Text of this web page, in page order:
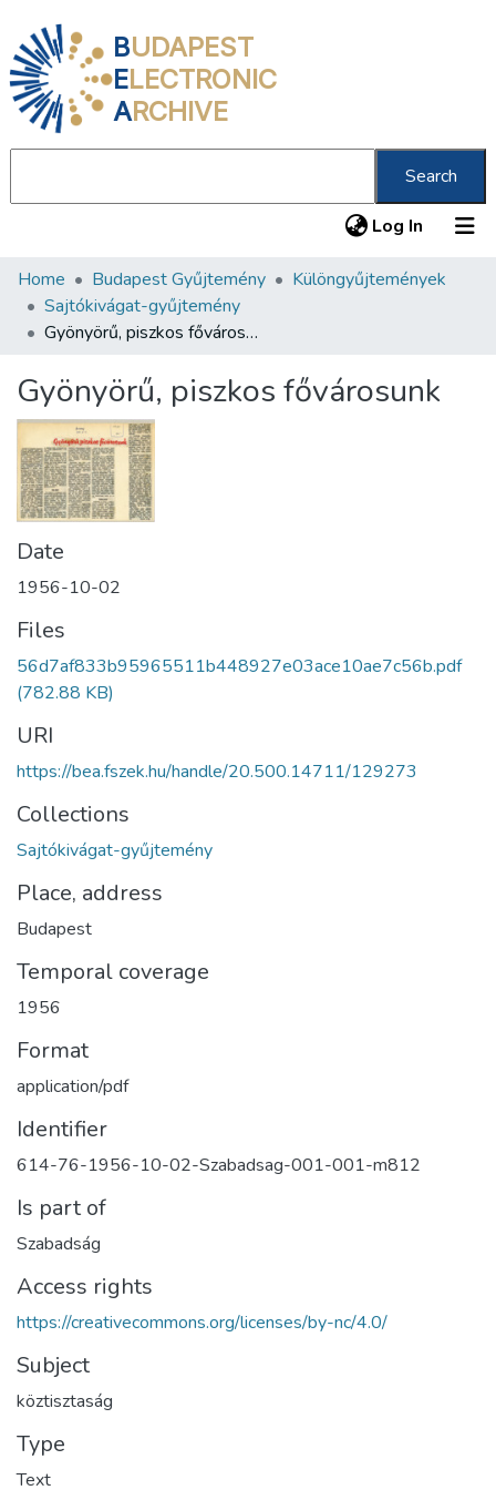
BUDAPEST
ELECTRONIC
ARCHIVE
Search
Log In (current)
Communities & Collections
All of DSpace
About us
Home Budapest Gyűjtemény
Különgyűjtemények
Sajtókivágat-gyűjtemény
Gyönyörű, piszkos fővárosunk
Gyönyörű, piszkos fővárosunk
Date
1956-10-02
Files
56d7af833b95965511b448927e03ace10ae7c56b.pdf
(782.88 KB)
URI
https://bea.fszek.hu/handle/20.500.14711/129273
Collections
Sajtókivágat-gyűjtemény
Place, address
Budapest
Temporal coverage
1956
Format
application/pdf
Identifier
614-76-1956-10-02-Szabadsag-001-001-m812
Is part of
Szabadság
Access rights
https://creativecommons.org/licenses/by-nc/4.0/
Subject
köztisztaság
Type
Text